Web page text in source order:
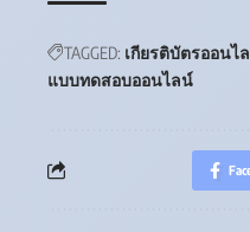
TAGGED: เกียรติบัตรออนไ
แบบทดสอบออนไลน์